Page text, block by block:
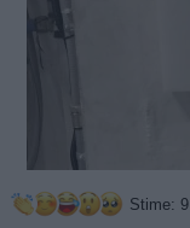
Stime: 9